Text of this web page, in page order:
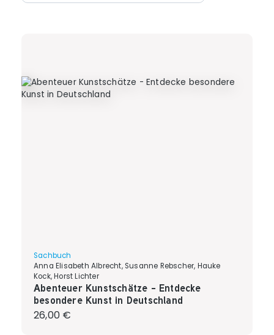
Sachbuch
Anna Elisabeth Albrecht, Susanne Rebscher, Hauke
Kock, Horst Lichter
Abenteuer Kunstschätze - Entdecke
besondere Kunst in Deutschland
Regulärer Preis:
26,00 €